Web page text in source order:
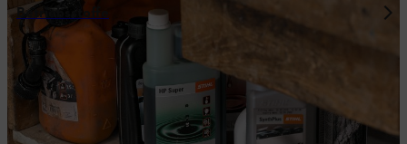
Betriebsstoffe